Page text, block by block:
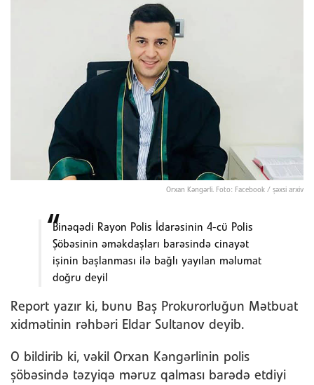
Orxan Kəngərli. Foto: Facebook / şəxsi arxiv
Binəqədi Rayon Polis İdarəsinin 4-cü Polis
Şöbəsinin əməkdaşları barəsində cinayət
işinin başlanması ilə bağlı yayılan məlumat
doğru deyil
Report yazır ki, bunu Baş Prokurorluğun Mətbuat
xidmətinin rəhbəri Eldar Sultanov deyib.
O bildirib ki, vəkil Orxan Kəngərlinin polis
şöbəsində təzyiqə məruz qalması barədə etdiyi